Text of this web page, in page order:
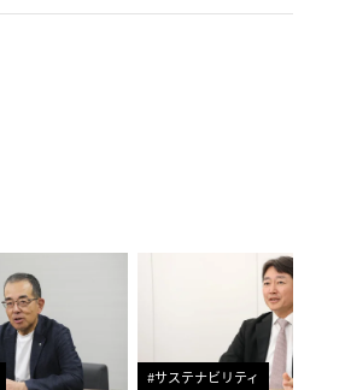
#サステナビリティ